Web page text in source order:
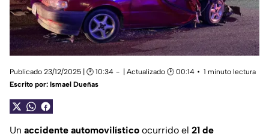
Publicado 23/12/2025 | 🕑 10:34 | Actualizado 🕑 00:14
1 minuto lectura
Escrito por: Ismael Dueñas
Un accidente automovilístico ocurrido el 21 de